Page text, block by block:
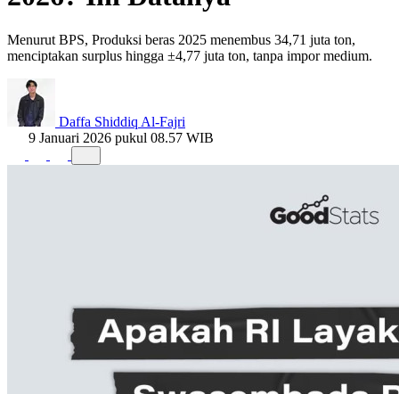
Menurut BPS, Produksi beras 2025 menembus 34,71 juta ton,
menciptakan surplus hingga ±4,77 juta ton, tanpa impor medium.
Daffa Shiddiq Al-Fajri
9 Januari 2026 pukul 08.57 WIB